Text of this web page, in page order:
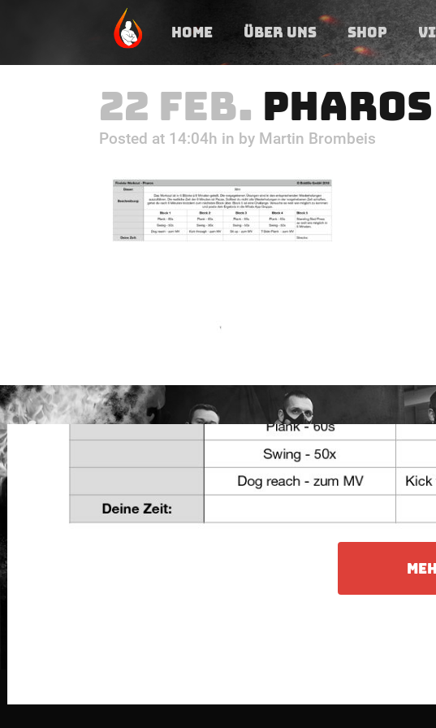
HOME ÜBER UNS SHOP
22 FEB. PHAROS
Posted at 14:04h in by Martin Brombeis